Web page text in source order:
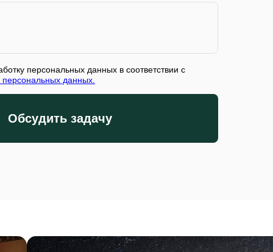
персональных данных в соответствии с
данных.
Обсудить задачу